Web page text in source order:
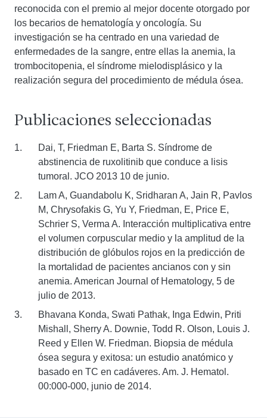
reconocida con el premio al mejor docente otorgado por
los becarios de hematología y oncología. Su
investigación se ha centrado en una variedad de
enfermedades de la sangre, entre ellas la anemia, la
trombocitopenia, el síndrome mielodisplásico y la
realización segura del procedimiento de médula ósea.
Publicaciones seleccionadas
Dai, T, Friedman E, Barta S. Síndrome de
abstinencia de ruxolitinib que conduce a lisis
tumoral. JCO 2013 10 de junio.
Lam A, Guandabolu K, Sridharan A, Jain R, Pavlos
M, Chrysofakis G, Yu Y, Friedman, E, Price E,
Schrier S, Verma A. Interacción multiplicativa entre
el volumen corpuscular medio y la amplitud de la
distribución de glóbulos rojos en la predicción de
la mortalidad de pacientes ancianos con y sin
anemia. American Journal of Hematology, 5 de
julio de 2013.
Bhavana Konda, Swati Pathak, Inga Edwin, Priti
Mishall, Sherry A. Downie, Todd R. Olson, Louis J.
Reed y Ellen W. Friedman. Biopsia de médula
ósea segura y exitosa: un estudio anatómico y
basado en TC en cadáveres. Am. J. Hematol.
00:000-000, junio de 2014.